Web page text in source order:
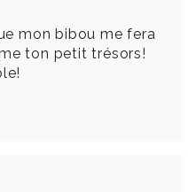
mon bibou me fera
ton petit trésors!